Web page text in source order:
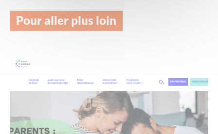
Pour aller plus loin